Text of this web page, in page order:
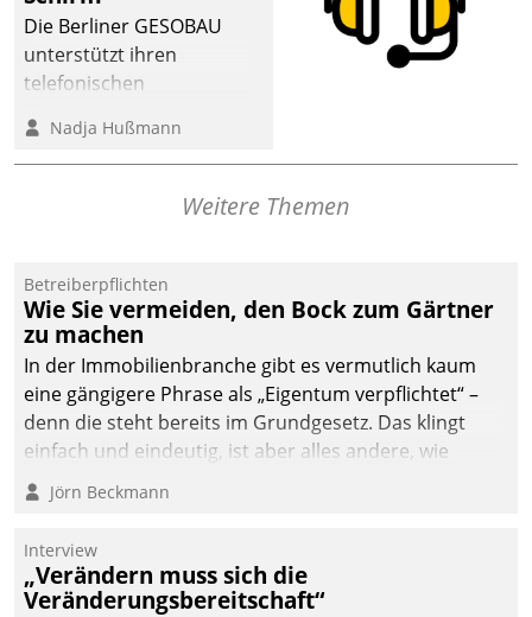
dafür ein Team
bestehend aus
Wohnungsunternehmen
und PropTech.
Die Berliner GESOBAU
unterstützt ihren
telefonischen
digitalen Cockpit, das
situationsbezogen
passende Fragen und
Dialogführung ermöglicht
dem externen
Serviceteam, Anrufe von
Mietenden zügiger und
effizienter zu bearbeiten.
Nadja Hußmann
Weitere Themen
Betreiberpflichten
Wie Sie vermeiden, den Bock zum Gärtner
zu machen
In der Immobilienbranche gibt es vermutlich kaum
eine gängigere Phrase als „Eigentum verpflichtet“ –
denn die steht bereits im Grundgesetz. Das klingt
einfach und eindeutig, ist aber alles andere, wie
Branchenbeschäftigte wissen. Denn mit der
Verantwortung folgen Verpflichtungen.
Jörn Beckmann
Interview
„Verändern muss sich die
Veränderungsbereitschaft“